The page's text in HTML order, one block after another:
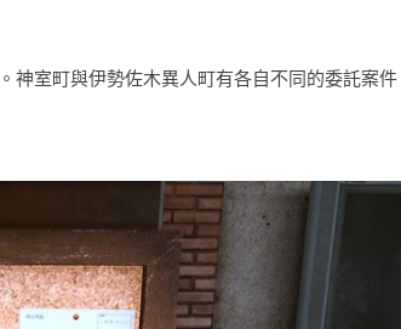
神室町與伊勢佐木異人町有各自不同的委託案